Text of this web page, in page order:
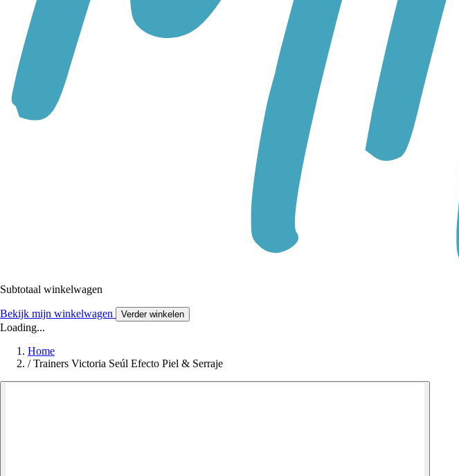
Subtotaal winkelwagen
Bekijk mijn winkelwagen Verder winkelen
Loading...
Home
/ Trainers Victoria Seúl Efecto Piel & Serraje